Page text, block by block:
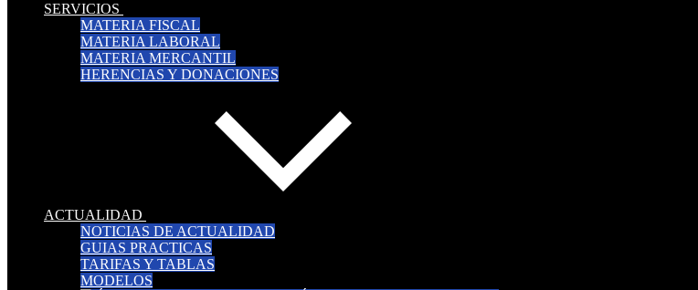
SERVICIOS
MATERIA FISCAL
MATERIA LABORAL
MATERIA MERCANTIL
HERENCIAS Y DONACIONES
ACTUALIDAD
NOTICIAS DE ACTUALIDAD
GUIAS PRACTICAS
TARIFAS Y TABLAS
MODELOS